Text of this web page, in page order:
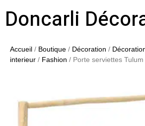
Doncarli
Accueil / Boutique / Décoration /
interieur / Fashion / Porte serviettes